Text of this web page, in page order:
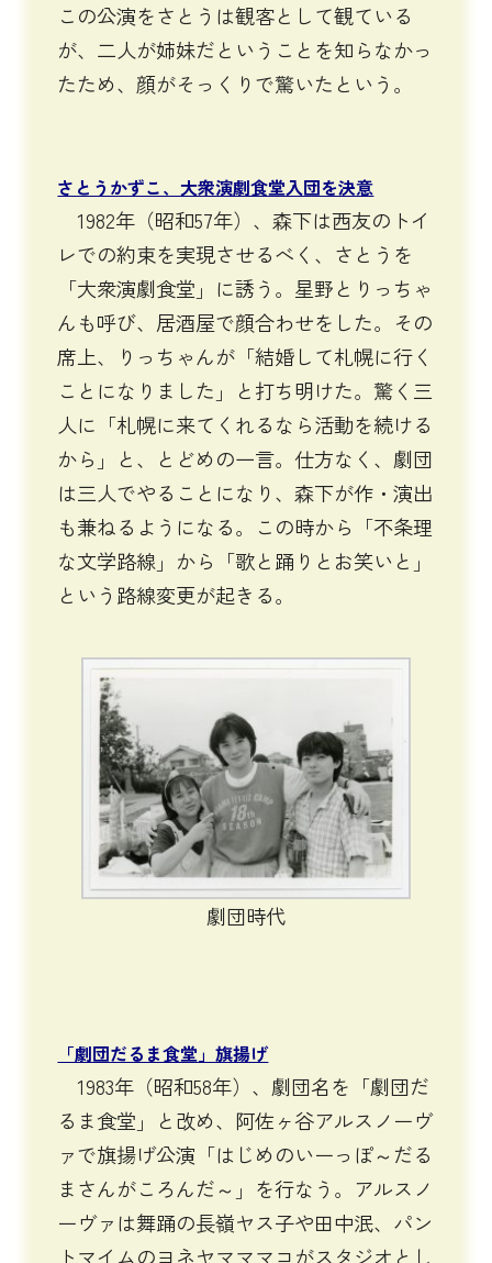
この公演をさとうは観客として観ている
が、二人が姉妹だということを知らなかっ
たため、顔がそっくりで驚いたという。
さとうかずこ、大衆演劇食堂入団を決意
1982年（昭和57年）、森下は西友のトイ
レでの約束を実現させるべく、さとうを
「大衆演劇食堂」に誘う。星野とりっちゃ
んも呼び、居酒屋で顔合わせをした。その
席上、りっちゃんが「結婚して札幌に行く
ことになりました」と打ち明けた。驚く三
人に「札幌に来てくれるなら活動を続ける
から」と、とどめの一言。仕方なく、劇団
は三人でやることになり、森下が作・演出
も兼ねるようになる。この時から「不条理
な文学路線」から「歌と踊りとお笑いと」
という路線変更が起きる。
劇団時代
「劇団だるま食堂」旗揚げ
1983年（昭和58年）、劇団名を「劇団だ
るま食堂」と改め、阿佐ヶ谷アルスノーヴ
ァで旗揚げ公演「はじめのいーっぽ～だる
まさんがころんだ～」を行なう。アルスノ
ーヴァは舞踊の長嶺ヤス子や田中泯、パン
トマイムのヨネヤマママコがスタジオとし